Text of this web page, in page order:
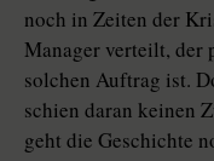
noch in Zeiten der
Manager verteilt, der
solchen Auftrag ist.
schien daran keinen
geht die Geschichte